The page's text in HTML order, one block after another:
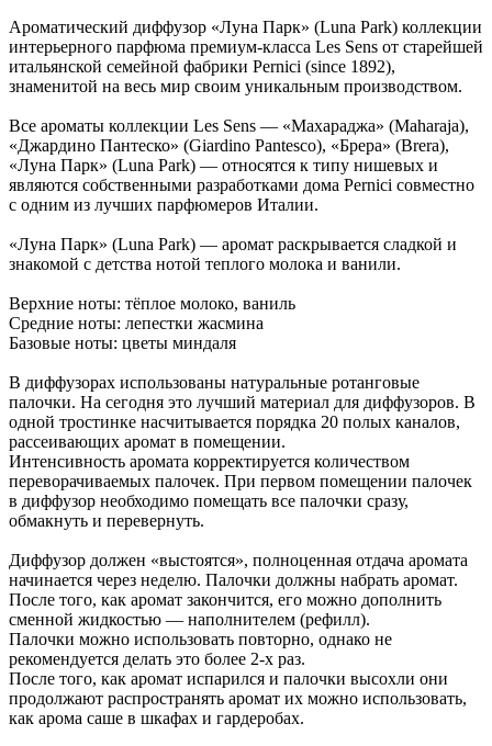
Ароматический диффузор «Луна Парк» (Luna Park) коллекции
интерьерного парфюма премиум-класса Les Sens от старейшей
итальянской семейной фабрики Pernici (since 1892),
знаменитой на весь мир своим уникальным производством.
Все ароматы коллекции Les Sens — «Махараджа» (Maharaja),
«Джардино Пантеско» (Giardino Pantesco), «Брера» (Brera),
«Луна Парк» (Luna Park) — относятся к типу нишевых и
являются собственными разработками дома Pernici совместно
с одним из лучших парфюмеров Италии.
«Луна Парк» (Luna Park) — аромат раскрывается сладкой и
знакомой с детства нотой теплого молока и ванили.
Верхние ноты: тёплое молоко, ваниль
Средние ноты: лепестки жасмина
Базовые ноты: цветы миндаля
В диффузорах использованы натуральные ротанговые
палочки. На сегодня это лучший материал для диффузоров. В
одной тростинке насчитывается порядка 20 полых каналов,
рассеивающих аромат в помещении.
Интенсивность аромата корректируется количеством
переворачиваемых палочек. При первом помещении палочек
в диффузор необходимо помещать все палочки сразу,
обмакнуть и перевернуть.
Диффузор должен «выстоятся», полноценная отдача аромата
начинается через неделю. Палочки должны набрать аромат.
После того, как аромат закончится, его можно дополнить
сменной жидкостью — наполнителем (рефилл).
Палочки можно использовать повторно, однако не
рекомендуется делать это более 2-х раз.
После того, как аромат испарился и палочки высохли они
продолжают распространять аромат их можно использовать,
как арома саше в шкафах и гардеробах.